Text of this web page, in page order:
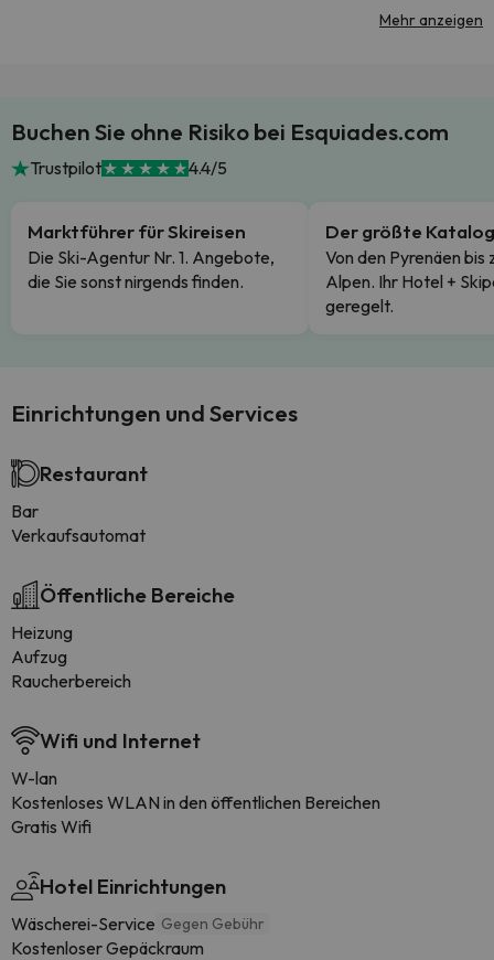
Mehr anzeigen
Buchen Sie ohne Risiko bei Esquiades.com
Trustpilot 4.4/5
Marktführer für Skireisen
Die Ski-Agentur Nr. 1. Angebote,
die Sie sonst nirgends finden.
Der größte Katalog
Von den Pyrenäen bis
Alpen. Ihr Hotel +
geregelt.
Einrichtungen und Services
Restaurant
Bar
Verkaufsautomat
Öffentliche Bereiche
Heizung
Aufzug
Raucherbereich
Wifi und Internet
W-lan
Kostenloses WLAN in den öffentlichen Bereichen
Gratis Wifi
Hotel Einrichtungen
Wäscherei-Service Gegen Gebühr
Kostenloser Gepäckraum